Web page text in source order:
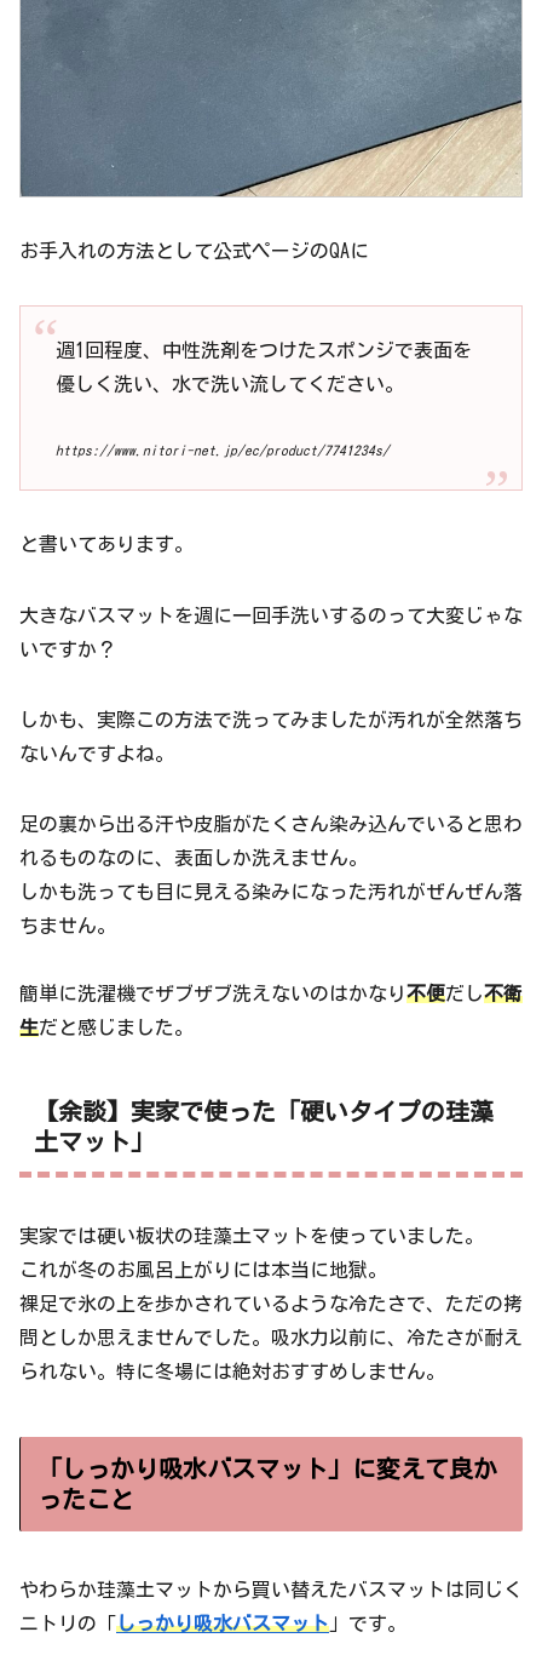
お手入れの方法として公式ページのQAに
週1回程度、中性洗剤をつけたスポンジで表面を
優しく洗い、水で洗い流してください。
https://www.nitori-net.jp/ec/product/7741234s/
と書いてあります。
大きなバスマットを週に一回手洗いするのって大変じゃな
いですか？
しかも、実際この方法で洗ってみましたが汚れが全然落ち
ないんですよね。
足の裏から出る汗や皮脂がたくさん染み込んでいると思わ
れるものなのに、表面しか洗えません。
しかも洗っても目に見える染みになった汚れがぜんぜん落
ちません。
簡単に洗濯機でザブザブ洗えないのはかなり不便だし不衛
生だと感じました。
【余談】実家で使った「硬いタイプの珪藻
土マット」
実家では硬い板状の珪藻土マットを使っていました。
これが冬のお風呂上がりには本当に地獄。
裸足で氷の上を歩かされているような冷たさで、ただの拷
問としか思えませんでした。吸水力以前に、冷たさが耐え
られない。特に冬場には絶対おすすめしません。
「しっかり吸水バスマット」に変えて良か
ったこと
やわらか珪藻土マットから買い替えたバスマットは同じく
ニトリの「しっかり吸水バスマット 」です。